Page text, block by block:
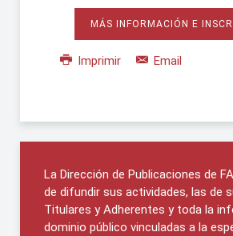
MÁS INFORMACIÓN E
Imprimir Email
La Dirección de Publicaciones de
de difundir sus actividades, las de
Titulares y Adherentes y toda la
dominio público vinculadas a la